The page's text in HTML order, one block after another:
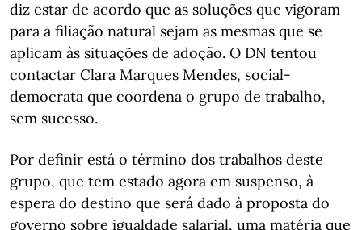
diz estar de acordo que as soluções que vigoram
para a filiação natural sejam as mesmas que se
aplicam às situações de adoção. O DN tentou
contactar Clara Marques Mendes, social-
democrata que coordena o grupo de trabalho,
sem sucesso.
Por definir está o término dos trabalhos deste
grupo, que tem estado agora em suspenso, à
espera do destino que será dado à proposta do
governo sobre igualdade salarial, uma matéria que